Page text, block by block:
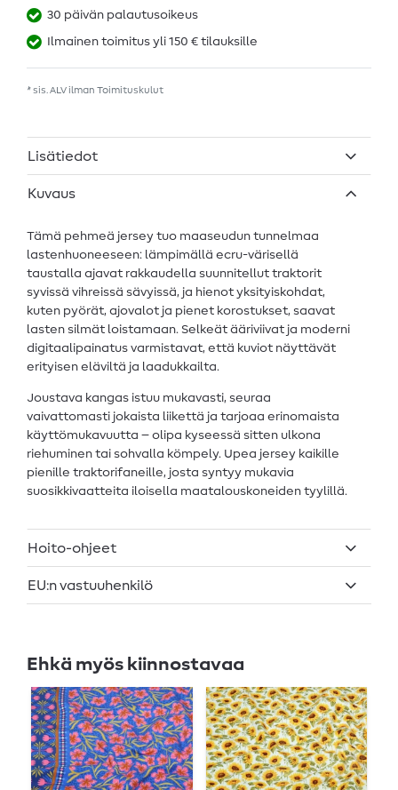
30 päivän palautusoikeus
Ilmainen toimitus yli 150 € tilauksille
* sis. ALV ilman Toimituskulut
Lisätiedot
Kuvaus
Tämä pehmeä jersey tuo maaseudun tunnelmaa
lastenhuoneeseen: lämpimällä ecru-värisellä
taustalla ajavat rakkaudella suunnitellut traktorit
syvissä vihreissä sävyissä, ja hienot yksityiskohdat,
kuten pyörät, ajovalot ja pienet korostukset, saavat
lasten silmät loistamaan. Selkeät ääriviivat ja moderni
digitaalipainatus varmistavat, että kuviot näyttävät
erityisen eläviltä ja laadukkailta.
Joustava kangas istuu mukavasti, seuraa
vaivattomasti jokaista liikettä ja tarjoaa erinomaista
käyttömukavuutta – olipa kyseessä sitten ulkona
riehuminen tai sohvalla kömpely. Upea jersey kaikille
pienille traktorifaneille, josta syntyy mukavia
suosikkivaatteita iloisella maatalouskoneiden tyylillä.
Hoito-ohjeet
EU:n vastuuhenkilö
Ehkä myös kiinnostavaa